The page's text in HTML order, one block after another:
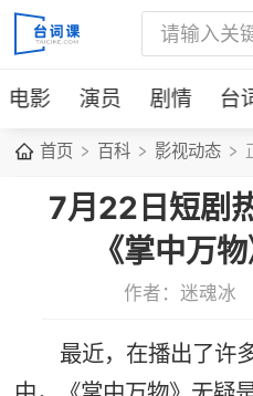
电影 演员 剧情 台
首页 百科 影视动态
7月22日短剧
《掌中万
作者：迷魂冰
最近，在播出了许